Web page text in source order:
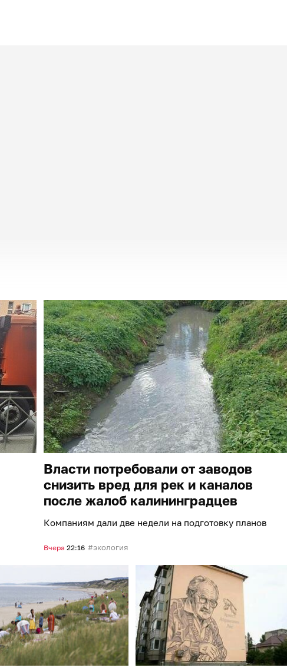
Власти потребовали от заводов
снизить вред для рек и каналов
после жалоб калининградцев
Компаниям дали две недели на подготовку планов
Вчера 22:16 экология